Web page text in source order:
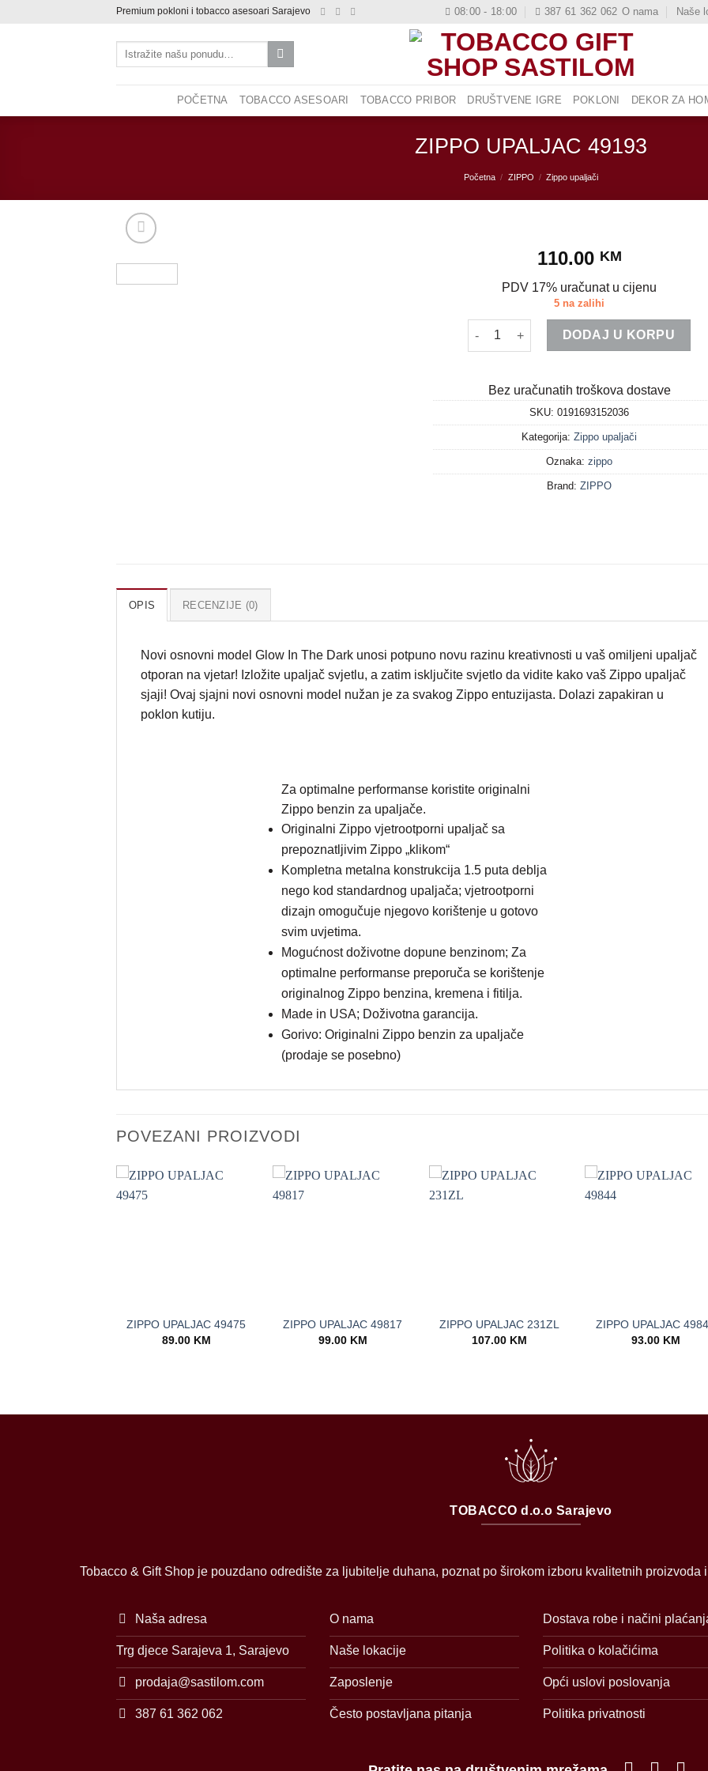
Premium pokloni i tobacco asesoari Sarajevo 08:00 - 18:00 387 61 362 062 O nama Naše
Pretraži:
POČETNA TOBACCO ASESOARI TOBACCO PRIBOR DRUŠTVENE IGRE POKLONI DEKOR ZA
ZIPPO UPALJAC 49193
Početna / ZIPPO / Zippo upaljači
110.00 KM
PDV 17% uračunat u cijenu
5 na zalihi
ZIPPO UPALJAC 49193 količina
DODAJ U KORPU
Bez uračunatih troškova dostave
SKU:0191693152036
Kategorija:Zippo upaljači
Oznaka:zippo
Brand:ZIPPO
OPIS RECENZIJE (0)
Novi osnovni model Glow In The Dark unosi potpuno novu razinu kreativnosti u vaš omiljeni upaljač
otporan na vjetar! Izložite upaljač svjetlu, a zatim isključite svjetlo da vidite kako vaš Zippo upaljač
sjaji! Ovaj sjajni novi osnovni model nužan je za svakog Zippo entuzijasta. Dolazi zapakiran u
poklon kutiju.
Za optimalne performanse koristite originalni
Zippo benzin za upaljače.
Originalni Zippo vjetrootporni upaljač sa
prepoznatljivim Zippo „klikom“
Kompletna metalna konstrukcija 1.5 puta deblja
nego kod standardnog upaljača; vjetrootporni
dizajn omogučuje njegovo korištenje u gotovo
svim uvjetima.
Mogućnost doživotne dopune benzinom; Za
optimalne performanse preporuča se korištenje
originalnog Zippo benzina, kremena i fitilja.
Made in USA; Doživotna garancija.
Gorivo: Originalni Zippo benzin za upaljače
(prodaje se posebno)
POVEZANI PROIZVODI
ZIPPO UPALJAC 49475
89.00 KM
ZIPPO UPALJAC 49817
99.00 KM
ZIPPO UPALJAC 231ZL
107.00 KM
ZIPPO UPALJAC
93.00 KM
TOBACCO d.o.o Sarajevo
Tobacco & Gift Shop je pouzdano odredište za ljubitelje duhana, poznat po širokom izboru kvalitetnih
Naša adresa
Trg djece Sarajeva 1, Sarajevo
prodaja@sastilom.com
387 61 362 062
O nama
Naše lokacije
Zaposlenje
Često postavljana pitanja
Dostava robe i načini
Politika o kolačićima
Opći uslovi poslovanja
Politika privatnosti